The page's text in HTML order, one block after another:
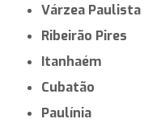
Várzea Paulista
Ribeirão Pires
Itanhaém
Cubatão
Paulínia